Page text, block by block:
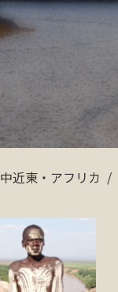
中近東・アフリカ